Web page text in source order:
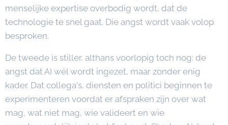
menselijke expertise overbodig wordt, dat de
technologie te snel gaat. Die angst wordt vaak volop
besproken.
De tweede is stiller, althans voorlopig toch nog: de
angst dat AI wél wordt ingezet, maar zonder enig
kader. Dat collega's, diensten en politici beginnen te
experimenteren voordat er afspraken zijn over wat
mag, wat niet mag, wie valideert en wie